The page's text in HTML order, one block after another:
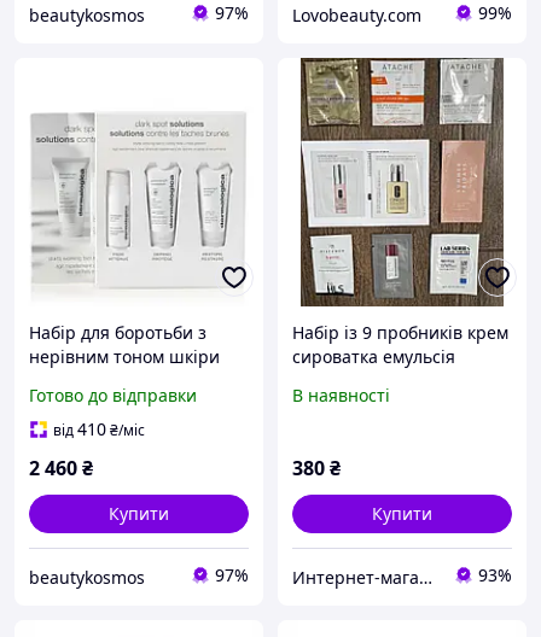
beautykosmos 97% Lovobeauty.com 99%
Набір для боротьби з
нерівним тоном шкіри
Solutions Kit
Готово до відправки
від410₴/міс
2 460₴
Купити
beautykosmos 97%
Набір із 9 пробників крем
сироватка емульсія
Histomer Dermalogica
В наявності
380₴
Купити
Интернет-магазин якісного одягу, взуття та іграшок- тільки оригнали "Zvettik" 93%